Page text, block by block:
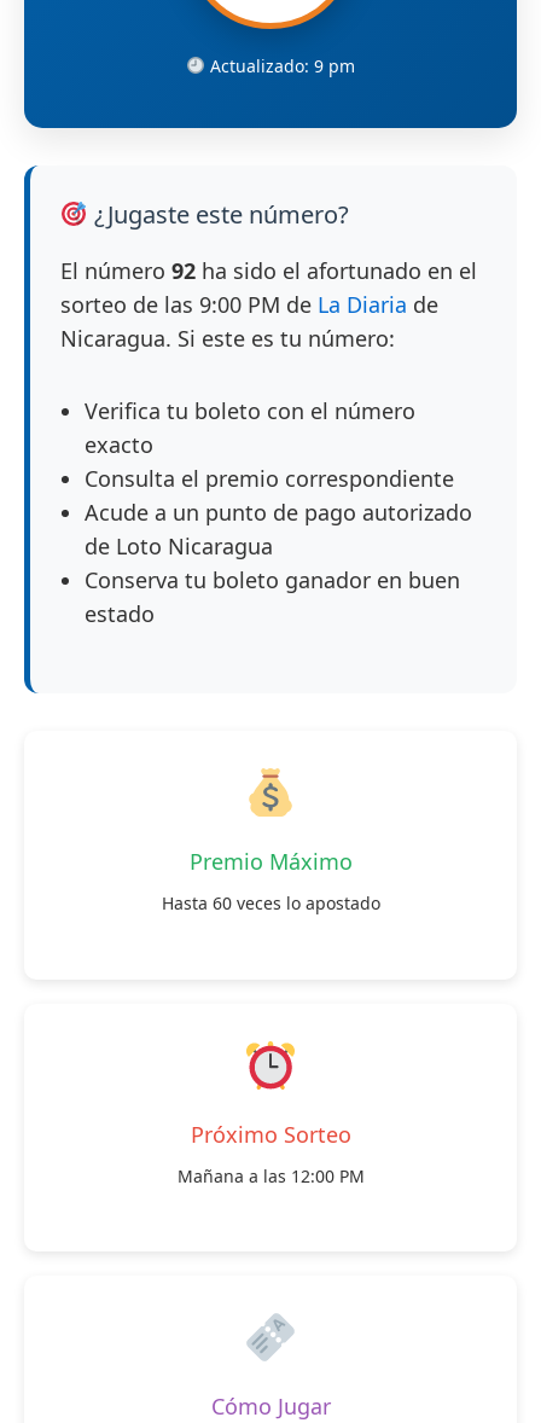
Actualizado: 9 pm
¿Jugaste este número?
El número 92 ha sido el afortunado en el
sorteo de las 9:00 PM de La Diaria de
Nicaragua. Si este es tu número:
Verifica tu boleto con el número
exacto
Consulta el premio correspondiente
Acude a un punto de pago autorizado
de Loto Nicaragua
Conserva tu boleto ganador en buen
estado
Premio Máximo
Hasta 60 veces lo apostado
Próximo Sorteo
Mañana a las 12:00 PM
Cómo Jugar